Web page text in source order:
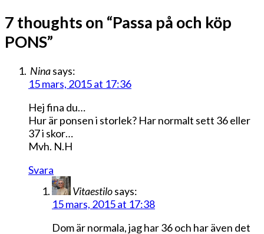
7 thoughts on “Passa på och köp
PONS”
Ninasays:
15 mars, 2015 at 17:36
Hej fina du…
Hur är ponsen i storlek? Har normalt sett 36 eller
37 i skor…
Mvh. N.H
Svara
Vitaestilosays:
15 mars, 2015 at 17:38
Dom är normala, jag har 36 och har även det